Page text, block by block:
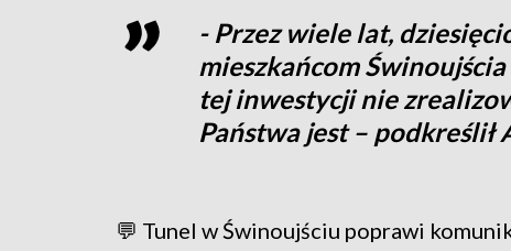
- Przez wiele lat,
mieszkańcom
tej inwestycji nie
Państwa jest – podkreślił
💬 Tunel w Świnoujściu poprawi